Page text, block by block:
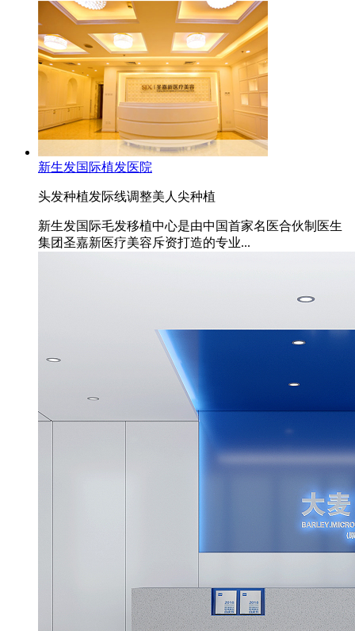
新生发国际植发医院
头发种植发际线调整美人尖种植
新生发国际毛发移植中心是由中国首家名医合伙制医生
集团圣嘉新医疗美容斥资打造的专业...